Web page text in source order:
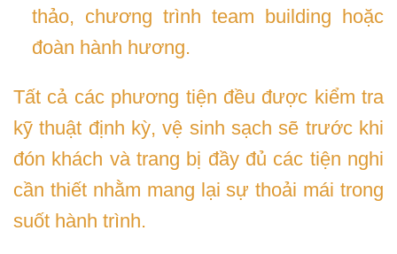
thảo, chương trình team building hoặc
đoàn hành hương.
Tất cả các phương tiện đều được kiểm tra
kỹ thuật định kỳ, vệ sinh sạch sẽ trước khi
đón khách và trang bị đầy đủ các tiện nghi
cần thiết nhằm mang lại sự thoải mái trong
suốt hành trình.